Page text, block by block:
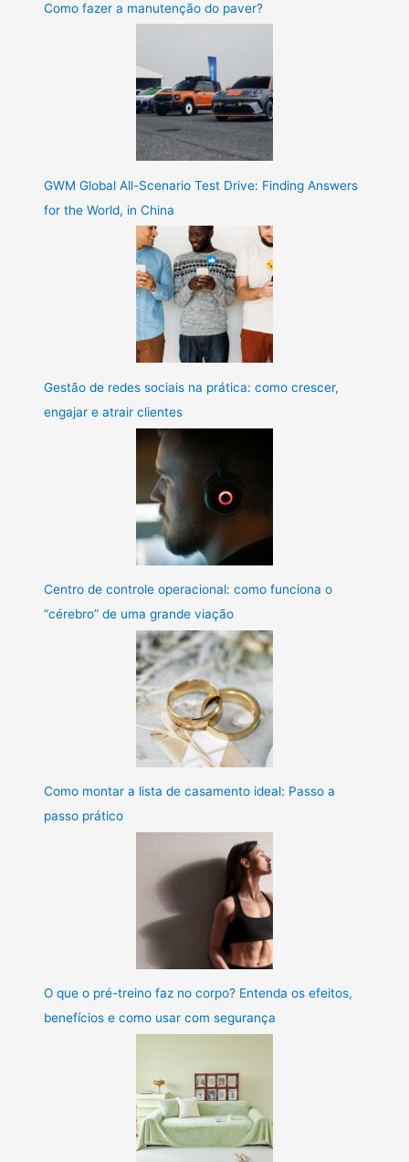
Como fazer a manutenção do paver?
GWM Global All-Scenario Test Drive: Finding Answers
for the World, in China
Gestão de redes sociais na prática: como crescer,
engajar e atrair clientes
Centro de controle operacional: como funciona o
“cérebro” de uma grande viação
Como montar a lista de casamento ideal: Passo a
passo prático
O que o pré-treino faz no corpo? Entenda os efeitos,
benefícios e como usar com segurança